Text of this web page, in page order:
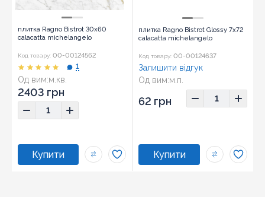
плитка Ragno Bistrot 30x60
calacatta michelangelo
Код товару: 00-00124562
Од вим:м.кв.
Розмір: 30x60
1
2403 грн
плитка Ragno Bistrot Glossy 7x72
calacatta michelangelo
Код товару: 00-00124637
Од вим:м.п.
Залишити відгук
62 грн